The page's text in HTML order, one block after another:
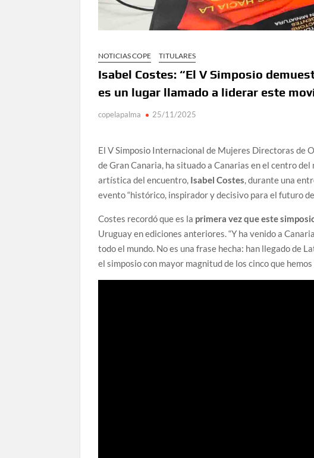
NOTICIAS COPE TITULARES
Isabel Costes: “El V Simposio
es un lugar llamado a liderar este
copelapalma 25/11/2025
El V Simposio Internacional de Mujeres Directoras de
de Gran Canaria, ha situado a Canarias en el centro
artística del encuentro, Isabel Costes, durante una
evento “histórico, inspirador y decisivo para el futuro
Costes recordó que es la primera vez que este
Uruguay en ediciones anteriores. “Y ha venido a
todo el mundo. No es una frase hecha: han llegado de
el simposio con mayor magnitud de los cinco que hemos